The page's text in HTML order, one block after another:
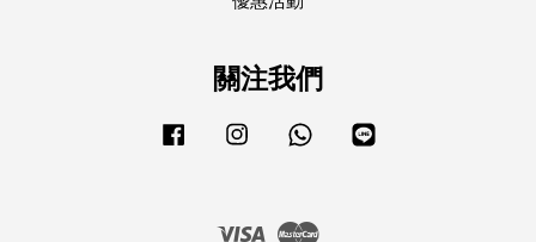
關注我們
Facebook Instagram Whatsapp
Visa